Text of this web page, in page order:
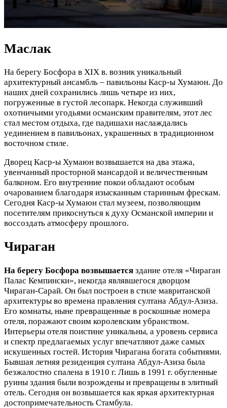
Маслак
На берегу Босфора в XIX в. возник уникальный
архитектурный ансамбль – павильоны Каср-ы Хумаюн. До
наших дней сохранились лишь четыре из них,
погруженные в густой лесопарк. Некогда служивший
охотничьими угодьями османским правителям, этот лес
стал местом отдыха, где падишахи наслаждались
уединением в павильонах, украшенных в традиционном
восточном стиле.
Дворец Каср-ы Хумаюн возвышается на два этажа,
увенчанный просторной мансардой и величественным
балконом. Его внутренние покои обладают особым
очарованием благодаря изысканным старинным фрескам.
Сегодня Каср-ы Хумаюн стал музеем, позволяющим
посетителям прикоснуться к духу Османской империи и
воссоздать атмосферу прошлого.
Чираган
На берегу Босфора возвышается здание отеля «Чираган
Палас Кемпински», некогда являвшегося дворцом
Чираган-Сарай. Он был построен в стиле мавританской
архитектуры во времена правления султана Абдул-Азиза.
Его комнаты, ныне превращенные в роскошные номера
отеля, поражают своим королевским убранством.
Интерьеры отеля поистине уникальны, а уровень сервиса
и спектр предлагаемых услуг впечатляют даже самых
искушенных гостей. История Чирагана богата событиями.
Бывшая летняя резиденция султана Абдул-Азиза была
безжалостно спалена в 1910 г. Лишь в 1991 г. обугленные
руины здания были возрождены и превращены в элитный
отель. Сегодня он возвышается как яркая архитектурная
достопримечательность Стамбула.